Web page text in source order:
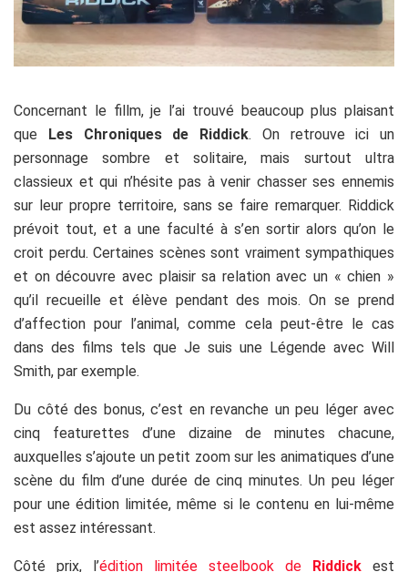
Concernant le fillm, je l’ai trouvé beaucoup plus plaisant
que Les Chroniques de Riddick. On retrouve ici un
personnage sombre et solitaire, mais surtout ultra
classieux et qui n’hésite pas à venir chasser ses ennemis
sur leur propre territoire, sans se faire remarquer. Riddick
prévoit tout, et a une faculté à s’en sortir alors qu’on le
croit perdu. Certaines scènes sont vraiment sympathiques
et on découvre avec plaisir sa relation avec un « chien »
qu’il recueille et élève pendant des mois. On se prend
d’affection pour l’animal, comme cela peut-être le cas
dans des films tels que Je suis une Légende avec Will
Smith, par exemple.
Du côté des bonus, c’est en revanche un peu léger avec
cinq featurettes d’une dizaine de minutes chacune,
auxquelles s’ajoute un petit zoom sur les animatiques d’une
scène du film d’une durée de cinq minutes. Un peu léger
pour une édition limitée, même si le contenu en lui-même
est assez intéressant.
Côté prix, l’édition limitée steelbook de Riddick est